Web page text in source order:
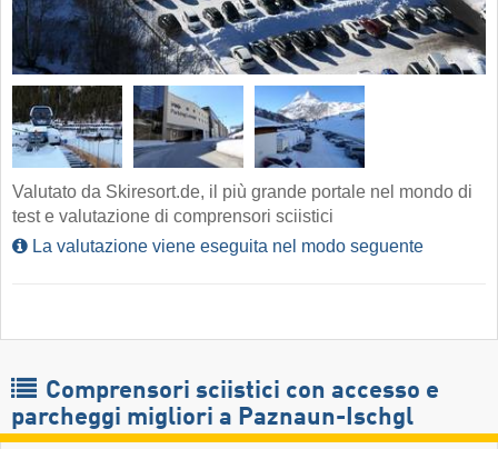
Valutato da Skiresort.de, il più grande portale nel mondo di
test e valutazione di comprensori sciistici
La valutazione viene eseguita nel modo seguente
Comprensori sciistici con accesso e
parcheggi migliori a Paznaun-Ischgl